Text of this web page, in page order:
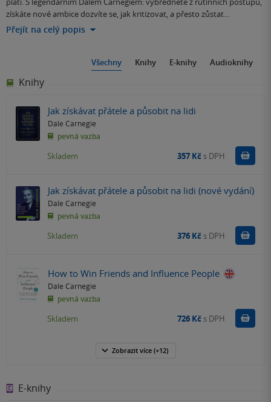
získáte nové ambice dozvíte se, jak kritizovat, a přesto zůstat…
Přejít na celý popis
Všechny Knihy E-knihy Audioknihy
Knihy
Jak získávat přátele a působit na lidi
Dale Carnegie
pevná vazba
Skladem 357 Kč s DPH
Jak získávat přátele a působit na lidi (nové vydání)
Dale Carnegie
pevná vazba
Skladem 376 Kč s DPH
How to Win Friends and Influence People
Dale Carnegie
pevná vazba
Skladem 726 Kč s DPH
Zobrazit více(+12)
E-knihy